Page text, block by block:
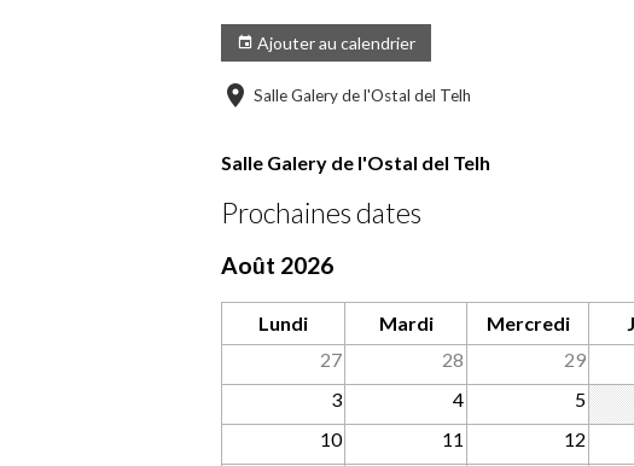
Ajouter au calendrier
Salle Galery de l'Ostal del Telh
Salle Galery de l'Ostal del Telh
Prochaines dates
Août 2026
Lundi Mardi Mercredi
27
28 29
3
4 5
10
11 12